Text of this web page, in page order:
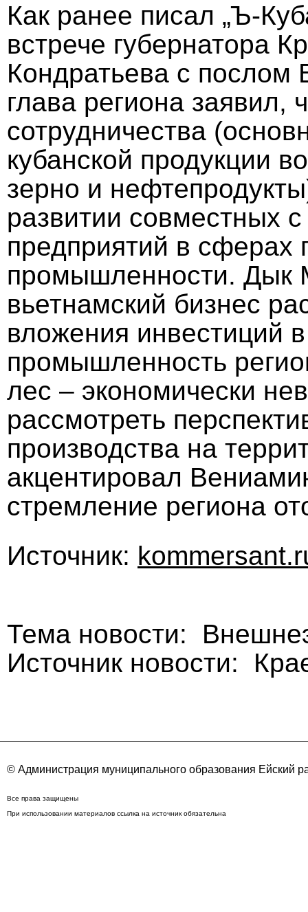
Как ранее писал „Ъ-
встрече губернатора
Кондратьева с
глава региона заявил,
сотрудничества
кубанской продукции
зерно и
развитии совместных
предприятий в сферах
промышленности. Дык
вьетнамский бизнес
вложения инвестиций
промышленность
лес – экономически
рассмотреть
производства на
акцентировал
стремление региона
Источник:
Тема новости:
Источник новости:
© Администрация муниципального образования Ейский
Все права защищены
При использовании материалов ссылка на источник обязательна